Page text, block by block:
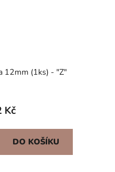
12mm (1ks) - "Z"
Kč
DO KOŠÍKU